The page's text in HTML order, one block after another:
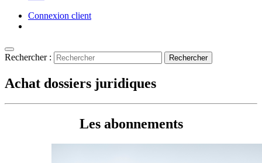
Connexion client
Rechercher :
Achat dossiers juridiques
Les abonnements